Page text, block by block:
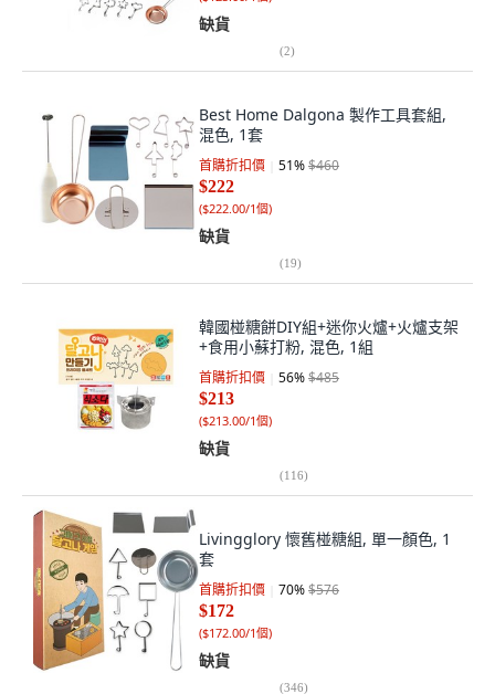
缺貨
(2)
Best Home Dalgona 製作工具套組,
混色, 1套
首購折扣價 51%$460
$222
($222.00/1個)
缺貨
(19)
韓國椪糖餅DIY組+迷你火爐+火爐支架
+食用小蘇打粉, 混色, 1組
首購折扣價 56%$485
$213
($213.00/1個)
缺貨
(116)
Livingglory 懷舊椪糖組, 單一顏色, 1
套
首購折扣價 70%$576
$172
($172.00/1個)
缺貨
(346)